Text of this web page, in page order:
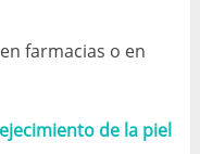
farmacias o en
de la piel